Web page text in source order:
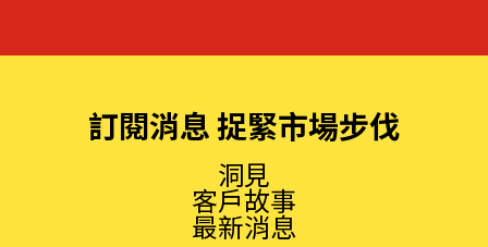
訂閱消息 捉緊市場步伐
洞見
客戶故事
最新消息